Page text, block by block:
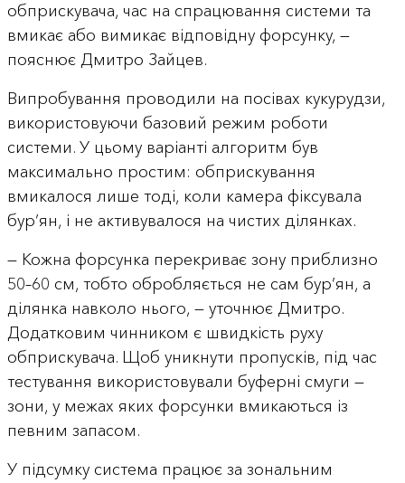
обприскувача, час на спрацювання системи та
вмикає або вимикає відповідну форсунку, —
пояснює Дмитро Зайцев.
Випробування проводили на посівах кукурудзи,
використовуючи базовий режим роботи
системи. У цьому варіанті алгоритм був
максимально простим: обприскування
вмикалося лише тоді, коли камера фіксувала
бур’ян, і не активувалося на чистих ділянках.
— Кожна форсунка перекриває зону приблизно
50–60 см, тобто обробляється не сам бур’ян, а
ділянка навколо нього, — уточнює Дмитро.
Додатковим чинником є швидкість руху
обприскувача. Щоб уникнути пропусків, під час
тестування використовували буферні смуги —
зони, у межах яких форсунки вмикаються із
певним запасом.
У підсумку система працює за зональним